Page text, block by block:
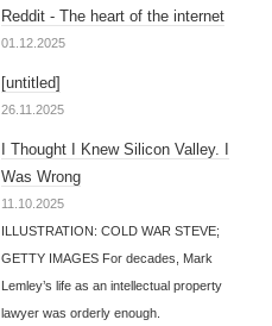
Reddit - The heart of the internet
01.12.2025
[untitled]
26.11.2025
I Thought I Knew Silicon Valley. I
Was Wrong
11.10.2025
ILLUSTRATION: COLD WAR STEVE;
GETTY IMAGES For decades, Mark
Lemley’s life as an intellectual property
lawyer was orderly enough.